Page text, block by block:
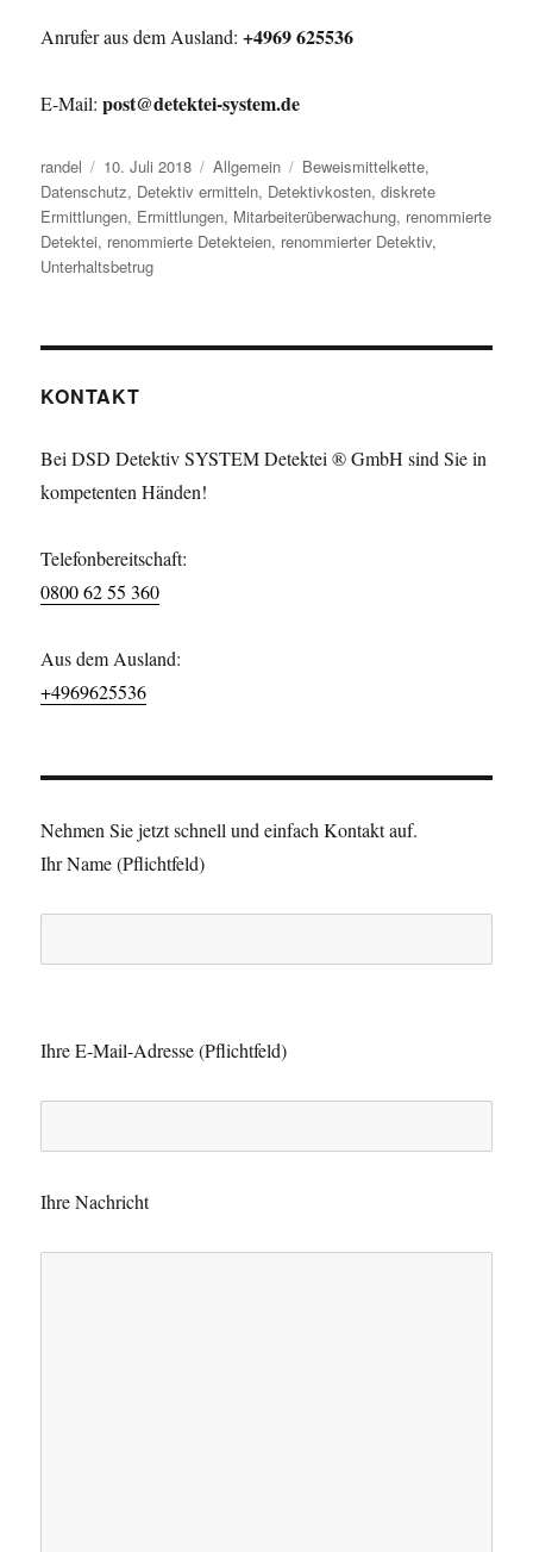
Anrufer aus dem Ausland:+4969 625536
E-Mail:post@detektei-system.de
Autor
randel
Veröffentlicht
am
10. Juli 2018 Kategorien
Allgemein Schlagwörter
Beweismittelkette,
Datenschutz, Detektiv ermitteln, Detektivkosten,diskrete
Ermittlungen, Ermittlungen, Mitarbeiterüberwachung, renommierte
Detektei, renommierte Detekteien, renommierter Detektiv,
Unterhaltsbetrug
KONTAKT
Bei DSD Detektiv SYSTEM Detektei ® GmbH sind Sie in
kompetenten Händen!
Telefonbereitschaft:
0800 62 55 360
Aus dem Ausland:
+4969625536
Nehmen Sie jetzt schnell und einfach Kontakt auf.
Ihr Name (Pflichtfeld)
i
e
a
s
Ihre E-Mail-Adresse (Pflichtfeld)
Ihre Nachricht